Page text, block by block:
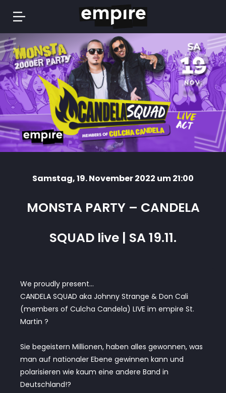
Springe
zum
Inhalt
Samstag, 19. November 2022 um 21:00
MONSTA PARTY – CANDELA
SQUAD live | SA 19.11.
We proudly present…
CANDELA SQUAD aka Johnny Strange & Don Cali
(members of Culcha Candela) LIVE im empire St.
Martin ?
Sie begeistern Millionen, haben alles gewonnen, was
man auf nationaler Ebene gewinnen kann und
polarisieren wie kaum eine andere Band in
Deutschland!?